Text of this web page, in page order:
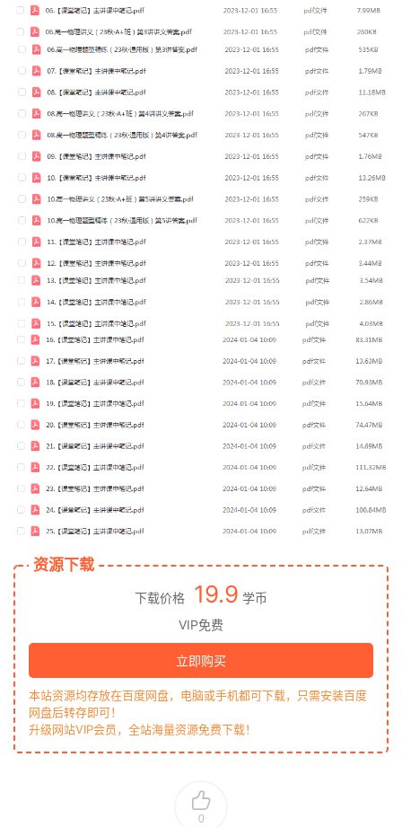
资源下载
下载价格 19.9 学币
VIP免费
立即购买
本站资源均存放在百度网盘，电脑或手机都可下载，只需安装百度
网盘后转存即可！
升级网站VIP会员，全站海量资源免费下载！
0